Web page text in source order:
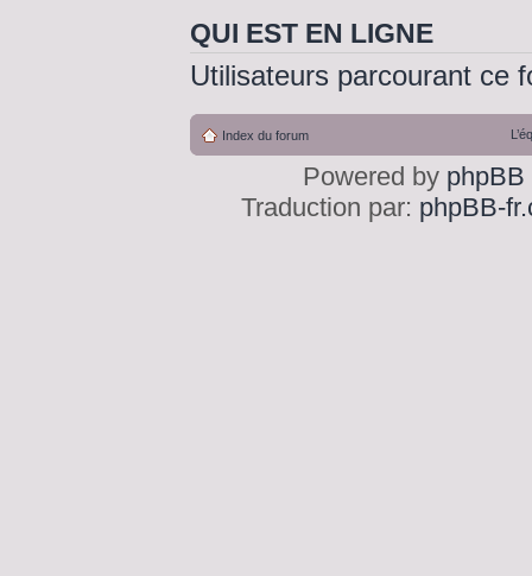
QUI EST EN LIGNE
Utilisateurs parcourant ce
Index du forum
Powered by phpBB
Traduction par: phpBB-